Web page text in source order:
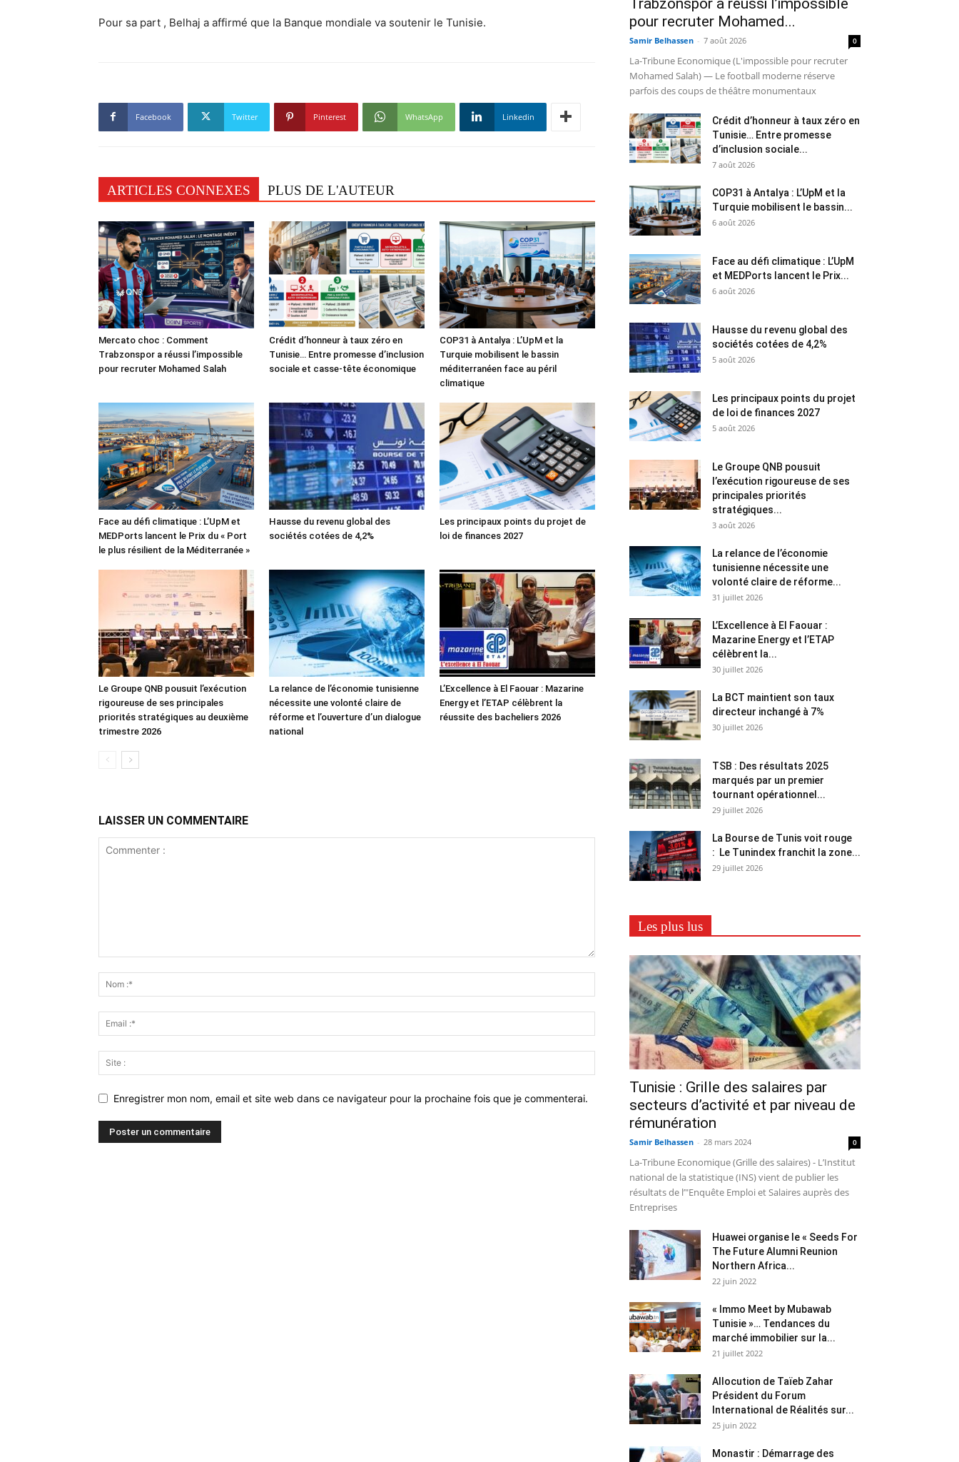
Pour sa part , Belhaj a affirmé que la Banque mondiale va soutenir le Tunisie.
Facebook Twitter Pinterest WhatsApp Linkedin
ARTICLES CONNEXES PLUS DE L'AUTEUR
Mercato choc : Comment
Trabzonspor a réussi l’impossible
pour recruter Mohamed Salah
Crédit d’honneur à taux zéro en
Tunisie… Entre promesse d’inclusion
sociale et casse-tête économique
COP31 à Antalya : L’UpM et la
Turquie mobilisent le bassin
méditerranéen face au péril
climatique
Face au défi climatique : L’UpM et
MEDPorts lancent le Prix du « Port
le plus résilient de la Méditerranée »
Hausse du revenu global des
sociétés cotées de 4,2%
Les principaux points du projet de
loi de finances 2027
Le Groupe QNB pousuit l’exécution
rigoureuse de ses principales
priorités stratégiques au deuxième
trimestre 2026
La relance de l’économie tunisienne
nécessite une volonté claire de
réforme et l’ouverture d’un dialogue
national
L’Excellence à El Faouar : Mazarine
Energy et l’ETAP célèbrent la
réussite des bacheliers 2026
LAISSER UN COMMENTAIRE
Enregistrer mon nom, email et site web dans ce navigateur pour la prochaine fois que je commenterai.
pour recruter Mohamed...
Samir Belhassen - 7 août 2026 0
La-Tribune Economique (L'impossible pour recruter
Mohamed Salah) — Le football moderne réserve
parfois des coups de théâtre monumentaux
Crédit d’honneur à taux zéro en
Tunisie… Entre promesse
d’inclusion sociale...
7 août 2026
COP31 à Antalya : L’UpM et la
Turquie mobilisent le bassin...
6 août 2026
Face au défi climatique : L’UpM
et MEDPorts lancent le Prix...
6 août 2026
Hausse du revenu global des
sociétés cotées de 4,2%
5 août 2026
Les principaux points du projet
de loi de finances 2027
5 août 2026
Le Groupe QNB pousuit
l’exécution rigoureuse de ses
principales priorités
stratégiques...
3 août 2026
La relance de l’économie
tunisienne nécessite une
volonté claire de réforme...
31 juillet 2026
L’Excellence à El Faouar :
Mazarine Energy et l’ETAP
célèbrent la...
30 juillet 2026
La BCT maintient son taux
directeur inchangé à 7%
30 juillet 2026
TSB : Des résultats 2025
marqués par un premier
tournant opérationnel...
29 juillet 2026
La Bourse de Tunis voit rouge
: Le Tunindex franchit la zone...
29 juillet 2026
Les plus lus
Tunisie : Grille des salaires par
secteurs d’activité et par niveau de
rémunération
Samir Belhassen - 28 mars 2024 0
La-Tribune Economique (Grille des salaires) - L’Institut
national de la statistique (INS) vient de publier les
résultats de l’"Enquête Emploi et Salaires auprès des
Entreprises
Huawei organise le « Seeds For
The Future Alumni Reunion
Northern Africa...
22 juin 2022
« Immo Meet by Mubawab
Tunisie »… Tendances du
marché immobilier sur la...
21 juillet 2022
Allocution de Taïeb Zahar
Président du Forum
International de Réalités sur...
25 juin 2022
Monastir : Démarrage des